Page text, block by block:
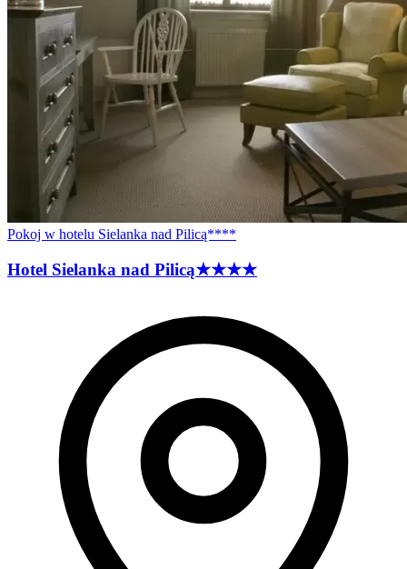
Pokoj w hotelu Sielanka nad Pilicą****
Hotel Sielanka nad Pilicą★★★★